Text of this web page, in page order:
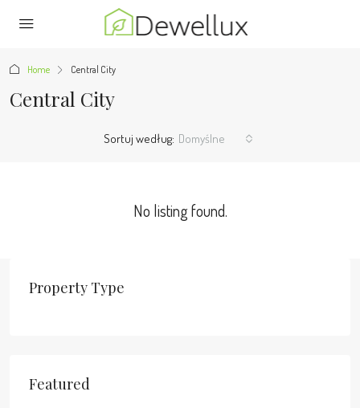
Home Central City
Central City
Sortuj według: Domyślne
No listing found.
Property Type
Featured